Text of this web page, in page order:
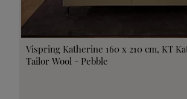
Vispring Katherine 160 x 210 cm, KT
Tailor Wool - Pebble